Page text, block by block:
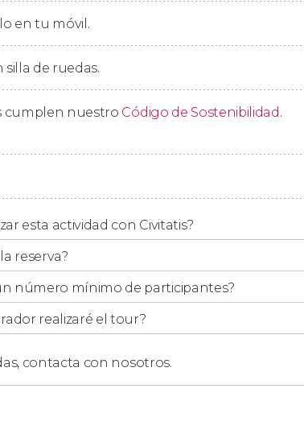
elbosque de las hayas. Además,
algunas curiosidades del
de los Pirineos? ¡Alcanza los3355 metros de
Perdido.
el regreso hasta el punto de
esta excursión de nueve horas en total.
en tu móvil.
silla de ruedas.
cumplen nuestro Código de Sostenibilidad .
esta actividad con Civitatis?
reserva?
número mínimo de participantes?
realizaré el tour?
contacta con nosotros.